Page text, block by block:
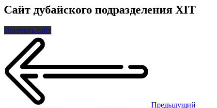
Сайт дубайского подразделения XIT
Посетить сайт
Предыдущий